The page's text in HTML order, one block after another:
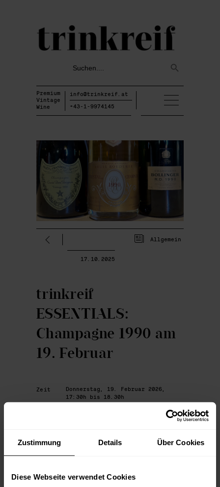
Zustimmung Details Über Cookies
Diese Webseite verwendet Cookies
for:
Button
Premium
Vintage
Wine
info@trinkreif.at
+43-1-9974145
Allgemein
17.10.2025
trinkreif
ESSENTIALS:
Champagne 1990 am
19. Februar
Zeit
Donnerstag, 19. Februar 2026,
17:30h bis 18.30h
trinkreif am Loquaiplatz 3, 1060
Gastgeber Julius Neubauer